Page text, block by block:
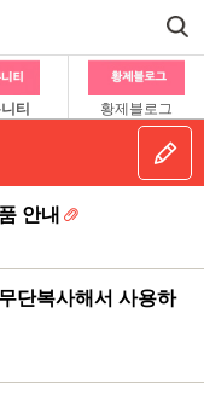
티 황제블로그
안내
단복사해서 사용하